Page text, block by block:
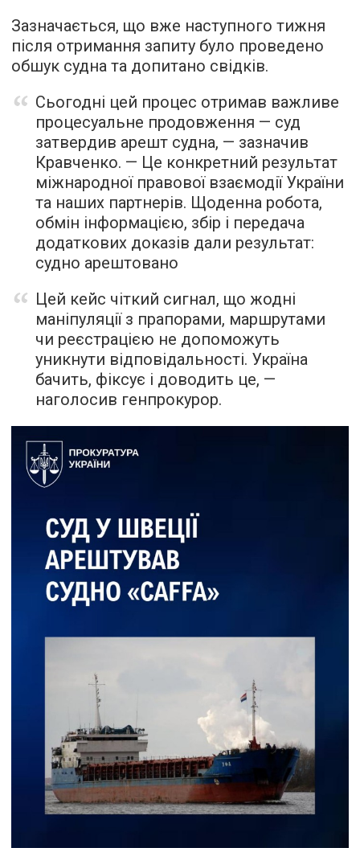
Зазначається, що вже наступного тижня
після отримання запиту було проведено
обшук судна та допитано свідків.
Сьогодні цей процес отримав важливе
процесуальне продовження — суд
затвердив арешт судна, — зазначив
Кравченко. — Це конкретний результат
міжнародної правової взаємодії України
та наших партнерів. Щоденна робота,
обмін інформацією, збір і передача
додаткових доказів дали результат:
судно арештовано
Цей кейс чіткий сигнал, що жодні
маніпуляції з прапорами, маршрутами
чи реєстрацією не допоможуть
уникнути відповідальності. Україна
бачить, фіксує і доводить це, —
наголосив генпрокурор.